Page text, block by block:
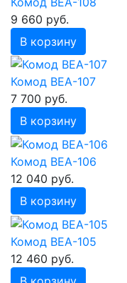
9 660 руб.
В корзину
Комод ВЕА-107
7 700 руб.
В корзину
Комод ВЕА-106
12 040 руб.
В корзину
Комод ВЕА-105
12 460 руб.